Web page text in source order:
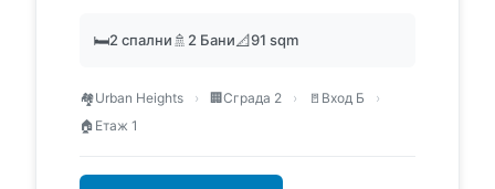
🛏️2 спални🚿 2 Бани📐91 sqm
🏘️Urban Heights › 🏢Сграда 2 › 🚪 Вход Б
›
🏠 Етаж 1